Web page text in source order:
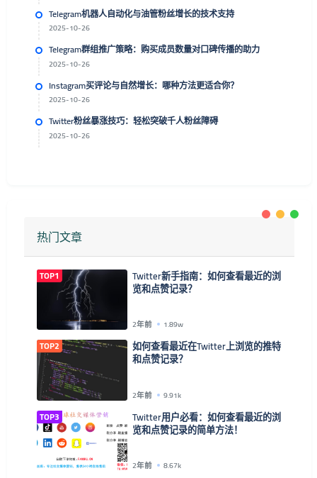
Telegram机器人自动化与油管粉丝增长的技术支持
2025-10-26
Telegram群组推广策略：购买成员数量对口碑传播的助力
2025-10-26
Instagram买评论与自然增长：哪种方法更适合你？
2025-10-26
Twitter粉丝暴涨技巧：轻松突破千人粉丝障碍
2025-10-26
热门文章
TOP1 Twitter新手指南：如何查看最近的浏
览和点赞记录？
2年前 1.89w
TOP2 如何查看最近在Twitter上浏览的推特
和点赞记录？
2年前 9.91k
TOP3 Twitter用户必看：如何查看最近的浏
览和点赞记录的简单方法！
2年前 8.67k